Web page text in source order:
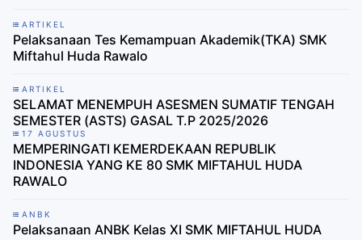
ARTIKEL
Pelaksanaan Tes Kemampuan Akademik(TKA) SMK
Miftahul Huda Rawalo
ARTIKEL
SELAMAT MENEMPUH ASESMEN SUMATIF TENGAH
SEMESTER (ASTS) GASAL T.P 2025/2026
17 AGUSTUS
MEMPERINGATI KEMERDEKAAN REPUBLIK
INDONESIA YANG KE 80 SMK MIFTAHUL HUDA
RAWALO
ANBK
Pelaksanaan ANBK Kelas XI SMK MIFTAHUL HUDA